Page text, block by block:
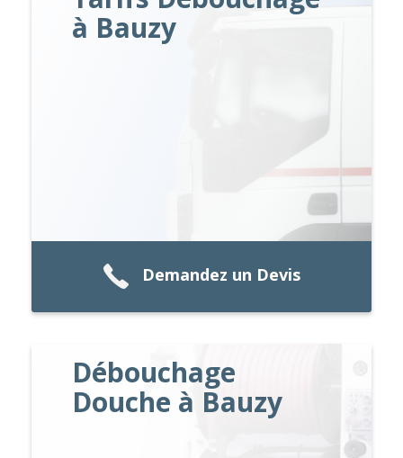
à Bauzy
Demandez un Devis
Débouchage
Douche à Bauzy